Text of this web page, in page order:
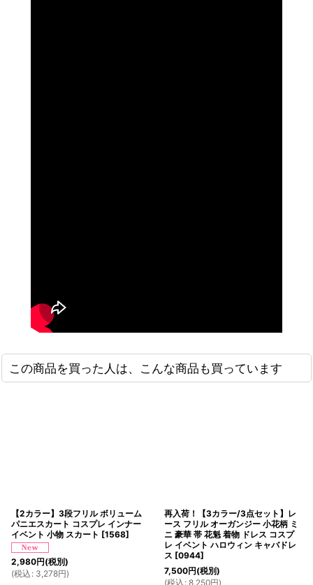
この商品を買った人は、こんな商品も買っています
【2カラー】3段フリル ボリューム
パニエスカート コスプレ インナー
イベント 小物 スカート [1568]
2,980円(税別)
(税込 : 3,278円)
再入荷！【3カラー/3点セット】レ
ース フリル オーガンジー 小花柄 ミ
ニ 豪華 帯 花魁 着物 ドレス コスプ
レ イベント ハロウィン キャバドレ
ス [0944]
7,500円(税別)
(税込 : 8,250円)